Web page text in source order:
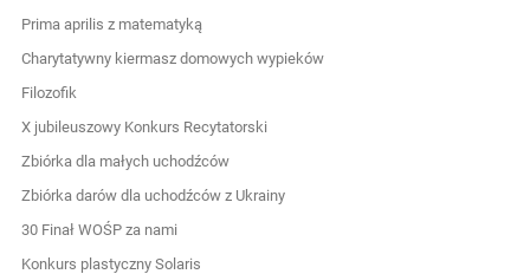
Prima aprilis z matematyką
Charytatywny kiermasz domowych wypieków
Filozofik
X jubileuszowy Konkurs Recytatorski
Zbiórka dla małych uchodźców
Zbiórka darów dla uchodźców z Ukrainy
30 Finał WOŚP za nami
Konkurs plastyczny Solaris